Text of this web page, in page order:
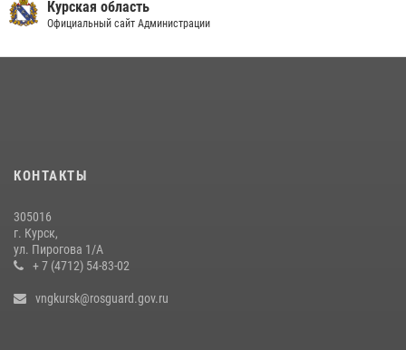
22 июля 2026, 12:38 2
Центральный округ Росгвардии отмечает 105-летие
15 июля 2026, 10:00
Курская область
Официальный сайт Администрации
КОНТАКТЫ
305016
г. Курск,
ул. Пирогова 1/А
+ 7 (4712) 54-83-02
vngkursk@rosguard.gov.ru